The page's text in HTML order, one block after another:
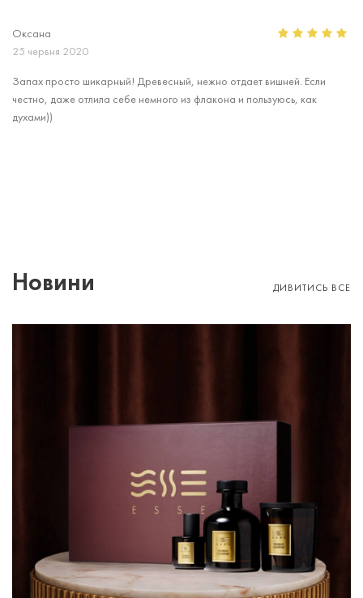
Оксана
25 червня 2020
Запах просто шикарный! Древесный, нежно отдает вишней. Если
честно, даже отлила себе немного из флакона и пользуюсь, как
духами))
Новини ДИВИТИСЬ ВСЕ